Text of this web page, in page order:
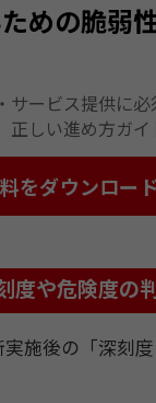
めの脆弱
サービス提供に
正しい進め方ガイ
をダウンロー
度や危険度の
施後の「深刻